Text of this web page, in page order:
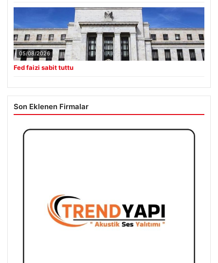
05/08/2026
Acun Ilıcalı’nın Hull City’e Yaptığı Tarihi Transfer Hareketi
05/08/2026
Fed faizi sabit tuttu